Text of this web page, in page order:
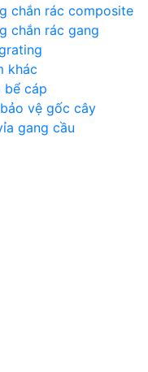
chắn rác composite
chắn rác gang
khác
bể cáp
vệ gốc cây
gang cầu